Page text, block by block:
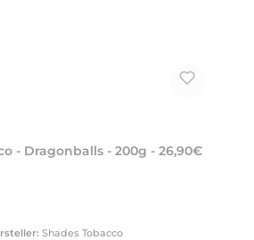
- Dragonballs - 200g - 26,90€
Shades Tobacco